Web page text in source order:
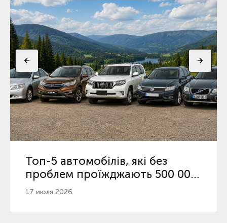
Топ-5 автомобілів, які без
проблем проїжджають 500 000
км в Україні
17 июля 2026